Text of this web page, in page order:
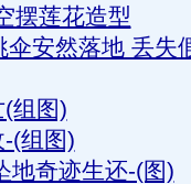
摆莲花造型
安然落地 丢失
组图)
(组图)
地奇迹生还-(图)